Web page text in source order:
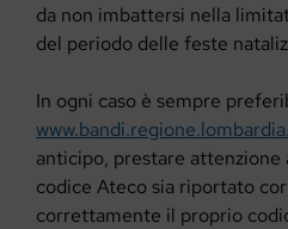
da non imbattersi nella
del periodo delle feste
In ogni caso è sempre
anticipo, prestare
codice Ateco sia riportato
correttamente il proprio